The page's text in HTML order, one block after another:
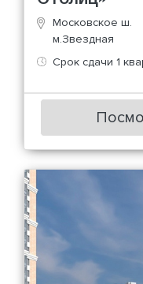
Московское ш.
м.Звездная
Срок сдачи 1